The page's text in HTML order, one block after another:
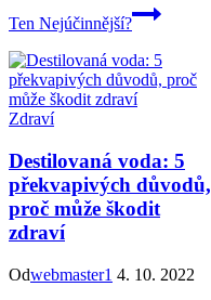
Ten Nejúčinnější?
Zdraví
Destilovaná voda: 5
překvapivých důvodů,
proč může škodit
zdraví
Odwebmaster1 4. 10. 2022